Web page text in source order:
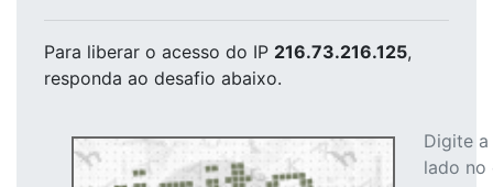
Para liberar o acesso do IP 216.73.216.125,
responda ao desafio abaixo.
Digite
lado no